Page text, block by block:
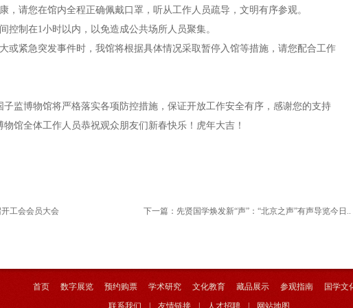
，请您在馆内全程正确佩戴口罩，听从工作人员疏导，文明有序参观。
控制在1小时以内，以免造成公共场所人员聚集。
或紧急突发事件时，我馆将根据具体情况采取暂停入馆等措施，请您配合工作
子监博物馆将严格落实各项防控措施，保证开放工作安全有序，感谢您的支持
馆全体工作人员恭祝观众朋友们新春快乐！虎年大吉！
工会会员大会 下一篇： 先贤国学焕发新“声”：“北京之声”有声导览今日..
首页 数字展览 预约购票 学术研究 文化教育 藏品展示 参观指南
国学文
联系我们
友情链接 人才招聘 网站地图